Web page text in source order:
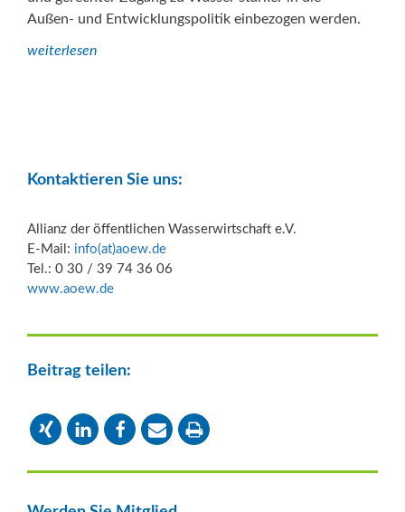
Außen- und Entwicklungspolitik einbezogen werden.
weiterlesen
Kontaktieren Sie uns:
Allianz der öffentlichen Wasserwirtschaft e.V.
E-Mail: info(at)aoew.de
Tel.: 0 30 / 39 74 36 06
www.aoew.de
Beitrag teilen: